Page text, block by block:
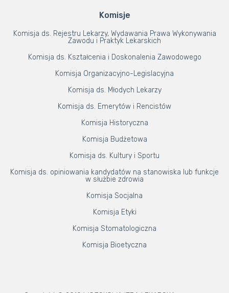
Komisje
Komisja ds. Rejestru Lekarzy, Wydawania Prawa Wykonywania
Zawodu i Praktyk Lekarskich
Komisja ds. Kształcenia i Doskonalenia Zawodowego
Komisja Organizacyjno-Legislacyjna
Komisja ds. Młodych Lekarzy
Komisja ds. Emerytów i Rencistów
Komisja Historyczna
Komisja Budżetowa
Komisja ds. Kultury i Sportu
Komisja ds. opiniowania kandydatów na stanowiska lub funkcje
w służbie zdrowia
Komisja Socjalna
Komisja Etyki
Komisja Stomatologiczna
Komisja Bioetyczna